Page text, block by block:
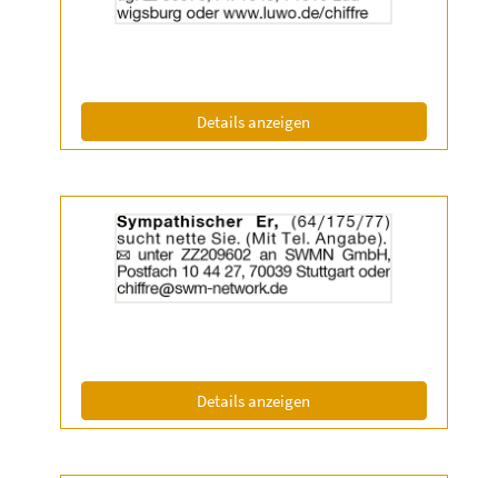
anzeigen
Details anzeigen
der
Anzeige
2060127
anzeigen
Details anzeigen